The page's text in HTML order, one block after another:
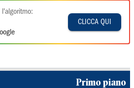
l'algoritmo:
CLICCA QUI
Primo piano